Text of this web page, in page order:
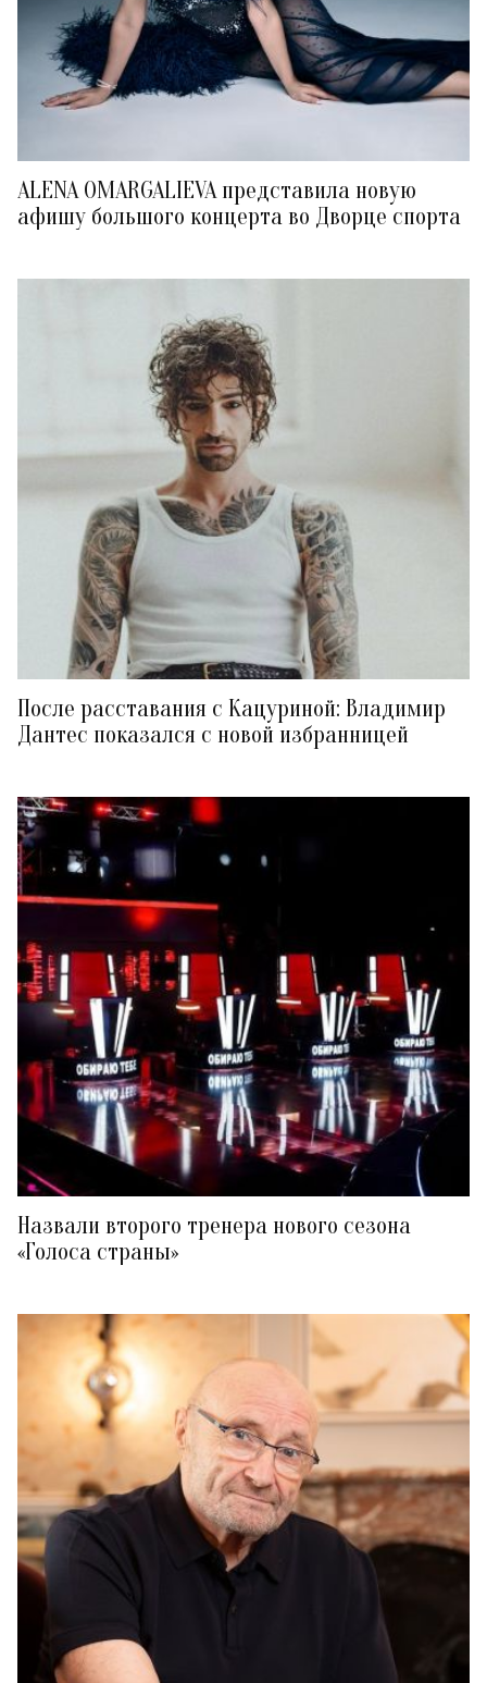
ALENA OMARGALIEVA представила новую
афишу большого концерта во Дворце спорта
После расставания с Кацуриной: Владимир
Дантес показался с новой избранницей
Назвали второго тренера нового сезона
«Голоса страны»